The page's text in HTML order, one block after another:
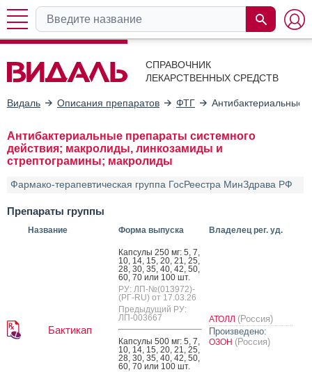
СПРАВОЧНИК
ЛЕКАРСТВЕННЫХ СРЕДСТВ
Видаль Описания препаратов ФТГ Антибактериальные
Антибактериальные препараты системного
действия; макролиды, линкозамиды и
стрептограмины; макролиды
Фармако-терапевтическая группа ГосРеестра МинЗдрава РФ
Препараты группы
Название Форма выпуска Владелец рег. уд.
Бактикап
Кап­су­лы 250 мг: 5, 7,
10, 14, 15, 20, 21, 25,
28, 30, 35, 40, 42, 50,
60, 70 или 100 шт.
РУ: ЛП-№(013972)-
(РГ-RU) от 17.03.26
Предыдущий РУ:
ЛП-003667
Кап­су­лы 500 мг: 5, 7,
10, 14, 15, 20, 21, 25,
28, 30, 35, 40, 42, 50,
60, 70 или 100 шт.
АТОЛЛ (Россия)
Произведено:
ОЗОН (Россия)